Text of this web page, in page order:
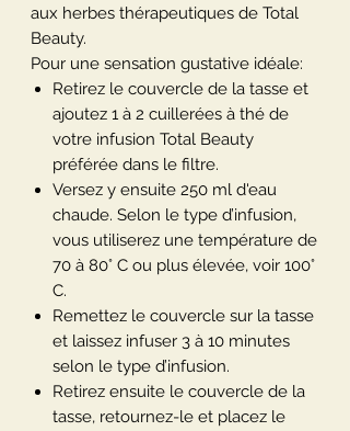
aux herbes thérapeutiques de Total
Beauty.
Pour une sensation gustative idéale:
Retirez le couvercle de la tasse et
ajoutez 1 à 2 cuillerées à thé de
votre infusion Total Beauty
préférée dans le filtre.
Versez y ensuite 250 ml d'eau
chaude. Selon le type d’infusion,
vous utiliserez une température de
70 à 80° C ou plus élevée, voir 100°
C.
Remettez le couvercle sur la tasse
et laissez infuser 3 à 10 minutes
selon le type d’infusion.
Retirez ensuite le couvercle de la
tasse, retournez-le et placez le